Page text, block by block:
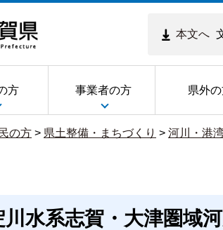
本文へ
方 事業者の方 県外
の方 > 県土整備・まちづくり > 河川・港
川水系志賀・大津圏域